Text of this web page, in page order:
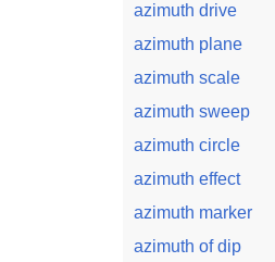
azimuth drive
azimuth plane
azimuth scale
azimuth sweep
azimuth circle
azimuth effect
azimuth marker
azimuth of dip